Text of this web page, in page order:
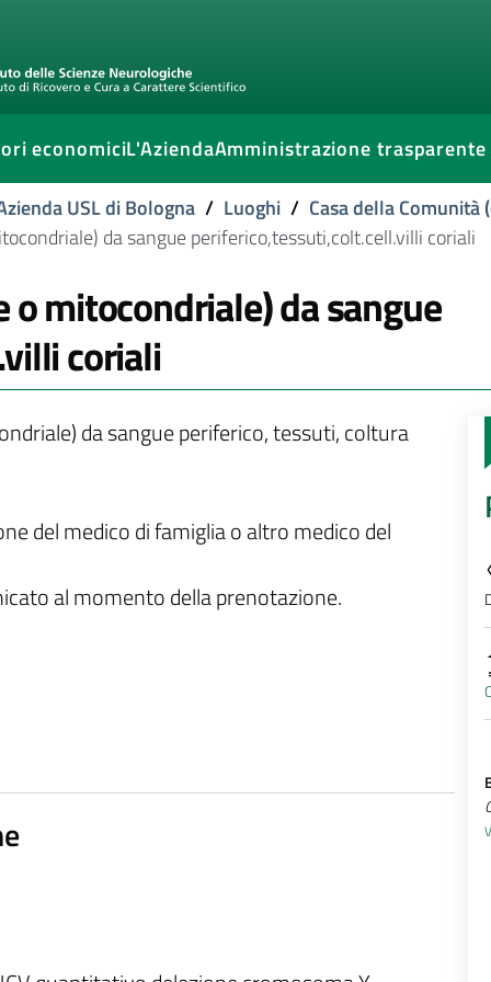
economiciL'AziendaAmministrazione trasparente
USL di Bologna / Luoghi / Casa della Comunità
da sangue periferico,tessuti,colt.cell.villi coriali
o mitocondriale) da sangue
coriali
da sangue periferico, tessuti, coltura
del medico di famiglia o altro medico del
al momento della prenotazione.